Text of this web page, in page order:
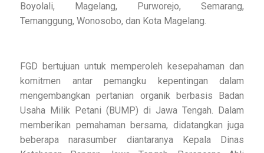
Boyolali, Magelang, Purworejo, Semarang,
Temanggung, Wonosobo, dan Kota Magelang.
FGD bertujuan untuk memperoleh kesepahaman dan
komitmen antar pemangku kepentingan dalam
mengembangkan pertanian organik berbasis Badan
Usaha Milik Petani (BUMP) di Jawa Tengah. Dalam
memberikan pemahaman bersama, didatangkan juga
beberapa narasumber diantaranya Kepala Dinas